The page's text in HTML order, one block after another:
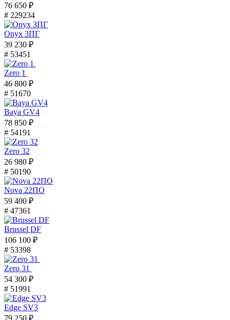
76 650 ₽
# 229234
Onyx 3ПГ
39 230 ₽
# 53451
Zero 1
46 800 ₽
# 51670
Baya GV4
78 850 ₽
# 54191
Zero 32
26 980 ₽
# 50190
Nova 22ПО
59 400 ₽
# 47361
Brussel DF
106 100 ₽
# 53398
Zero 31
54 300 ₽
# 51991
Edge SV3
79 250 ₽